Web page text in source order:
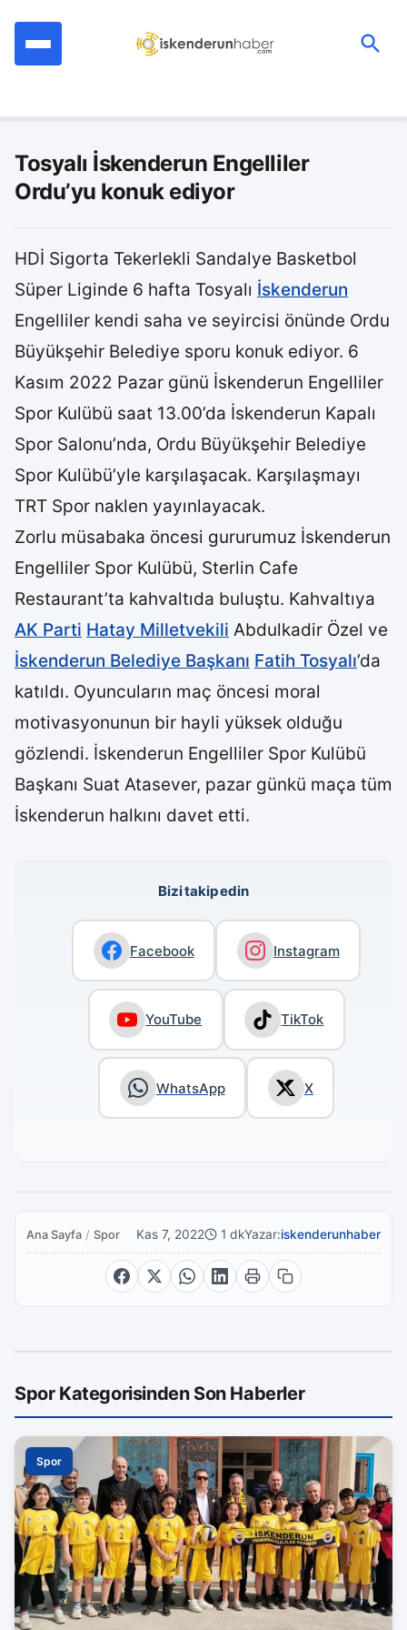
Tosyalı İskenderun Engelliler
Ordu’yu konuk ediyor
HDİ Sigorta Tekerlekli Sandalye Basketbol
Süper Liginde 6 hafta Tosyalı İskenderun
Engelliler kendi saha ve seyircisi önünde Ordu
Büyükşehir Belediye sporu konuk ediyor. 6
Kasım 2022 Pazar günü İskenderun Engelliler
Spor Kulübü saat 13.00’da İskenderun Kapalı
Spor Salonu’nda, Ordu Büyükşehir Belediye
Spor Kulübü’yle karşılaşacak. Karşılaşmayı
TRT Spor naklen yayınlayacak.
Zorlu müsabaka öncesi gururumuz İskenderun
Engelliler Spor Kulübü, Sterlin Cafe
Restaurant’ta kahvaltıda buluştu. Kahvaltıya
AK Parti Hatay Milletvekili Abdulkadir Özel ve
İskenderun Belediye Başkanı Fatih Tosyalı’da
katıldı. Oyuncuların maç öncesi moral
motivasyonunun bir hayli yüksek olduğu
gözlendi. İskenderun Engelliler Spor Kulübü
Başkanı Suat Atasever, pazar günkü maça tüm
İskenderun halkını davet etti.
Bizi takip edin
Facebook Instagram
YouTube TikTok
WhatsApp X
Ana Sayfa / Spor Kas 7, 2022 1 dkYazar:iskenderunhaber
Spor Kategorisinden Son Haberler
Spor